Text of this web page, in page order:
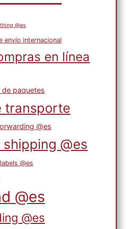
@es
envío internacional
en línea
paquetes
transporte
@es
@es
@es
@es
@es